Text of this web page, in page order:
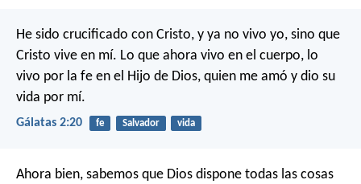
He sido crucificado con Cristo, y ya no vivo yo, sino que
Cristo vive en mí. Lo que ahora vivo en el cuerpo, lo
vivo por la fe en el Hijo de Dios, quien me amó y dio su
vida por mí.
Gálatas 2:20 fe Salvador vida
Ahora bien, sabemos que Dios dispone todas las cosas